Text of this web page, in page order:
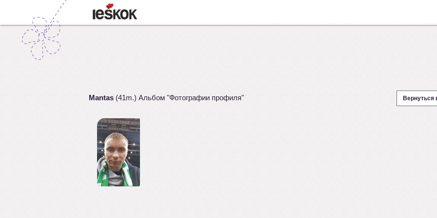
Mantas (41m.) Альбом "Фотографии профиля" Вернуться